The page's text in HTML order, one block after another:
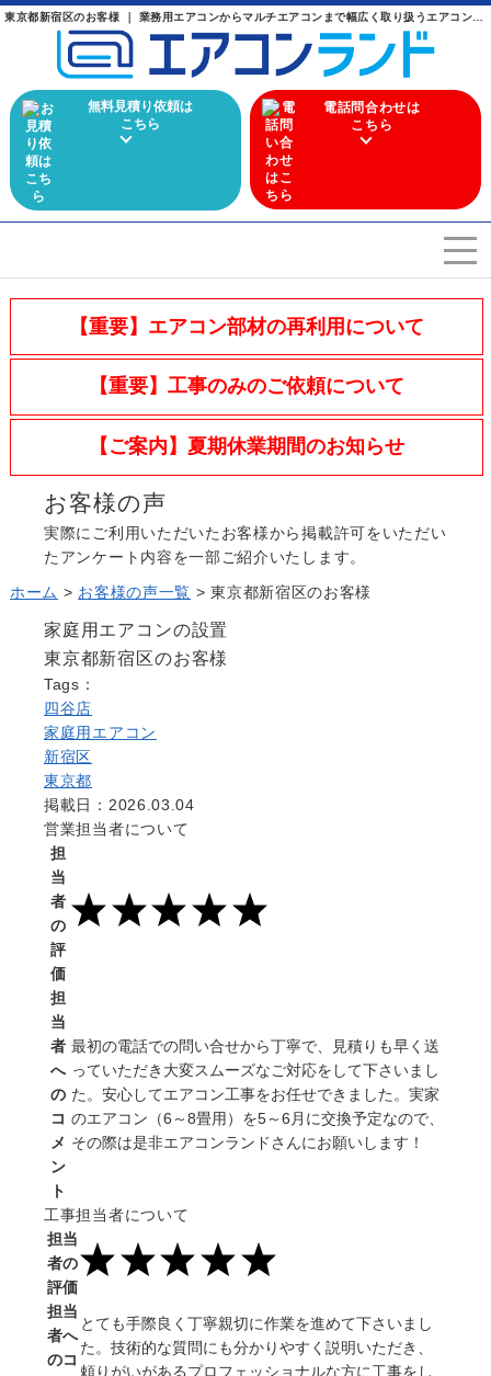
無料見積り依頼は
こちら
電話問合わせは
こちら
エアコンを選ぶ
Airconditioner search
店舗案内
Company
施工実績
Work
Question
お問い合わせ
Contact us
電話問い合わせはこちら
Call a store
無料見積り依頼はこちら
【重要】エアコン部材の再利用について
【重要】工事のみのご依頼について
【ご案内】夏期休業期間のお知らせ
お客様の声
実際にご利用いただいたお客様から掲載許可をいただい
たアンケート内容を一部ご紹介いたします。
ホーム > お客様の声一覧 >東京都新宿区のお客様
家庭用エアコンの設置
東京都新宿区のお客様
Tags：
四谷店
家庭用エアコン
新宿区
東京都
掲載日：2026.03.04
営業担当者について
担
当
者
の
評
価
担
当
者
へ
の
コ
メ
ン
ト
最初の電話での問い合せから丁寧で、見積りも早く送
っていただき大変スムーズなご対応をして下さいまし
た。安心してエアコン工事をお任せできました。実家
のエアコン（6～8畳用）を5～6月に交換予定なので、
その際は是非エアコンランドさんにお願いします！
工事担当者について
担当
者の
評価
担当
者へ
のコ
とても手際良く丁寧親切に作業を進めて下さいまし
た。技術的な質問にも分かりやすく説明いただき、
頼りがいがあるプロフェッショナルな方に工事をし